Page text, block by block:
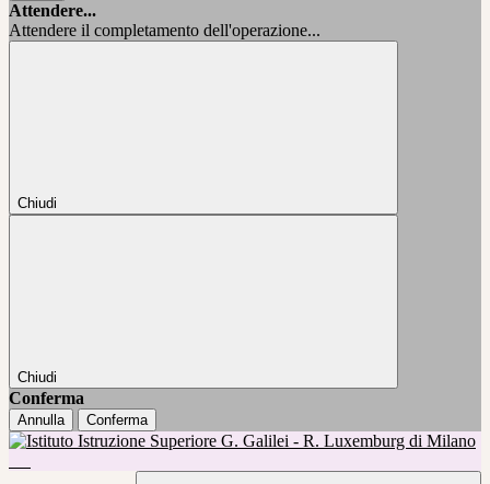
Attendere...
Attendere il completamento dell'operazione...
Chiudi
Chiudi
Conferma
Annulla Conferma